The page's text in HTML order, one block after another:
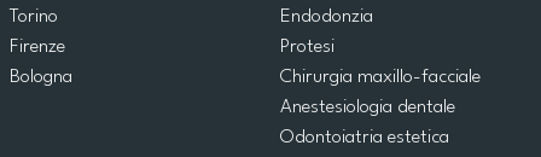
Torino
Firenze
Bologna
Endodonzia
Protesi
Chirurgia maxillo-facciale
Anestesiologia dentale
Odontoiatria estetica